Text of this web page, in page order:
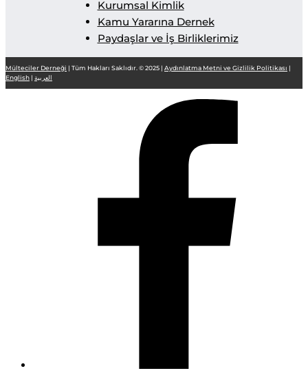
Kurumsal Kimlik
Kamu Yararına Dernek
Paydaşlar ve İş Birliklerimiz
Mülteciler Derneği | Tüm Hakları Saklıdır. © 2025 | Aydınlatma Metni ve Gizlilik Politikası |
English | العربية